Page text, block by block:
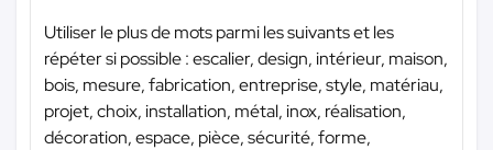
Utiliser le plus de mots parmi les suivants et les
répéter si possible : escalier, design, intérieur, maison,
bois, mesure, fabrication, entreprise, style, matériau,
projet, choix, installation, métal, inox, réalisation,
décoration, espace, pièce, sécurité, forme,